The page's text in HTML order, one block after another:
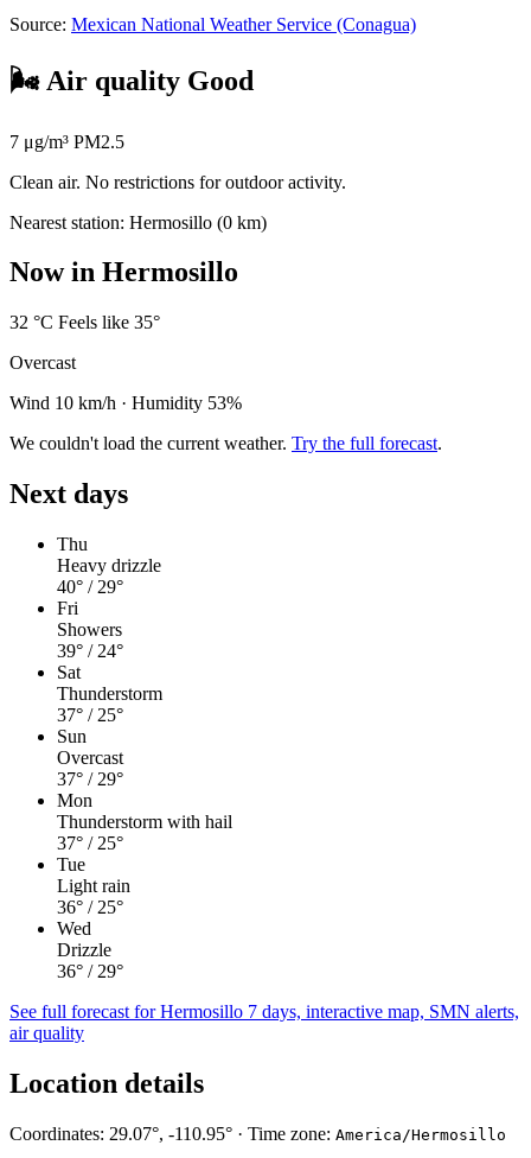
Source: Mexican National Weather Service (Conagua)
🌬️ Air quality Good
7 μg/m³ PM2.5
Clean air. No restrictions for outdoor activity.
Nearest station: Hermosillo (0 km)
Now in Hermosillo
32 °C Feels like 35°
Overcast
Wind 10 km/h · Humidity 53%
We couldn't load the current weather. Try the full forecast.
Next days
Thu
Heavy drizzle
40° / 29°
Fri
Showers
39° / 24°
Sat
Thunderstorm
37° / 25°
Sun
Overcast
37° / 29°
Mon
Thunderstorm with hail
37° / 25°
Tue
Light rain
36° / 25°
Wed
Drizzle
36° / 29°
See full forecast for Hermosillo 7 days, interactive map, SMN alerts,
air quality
Location details
Coordinates: 29.07°, -110.95° · Time zone: America/Hermosillo